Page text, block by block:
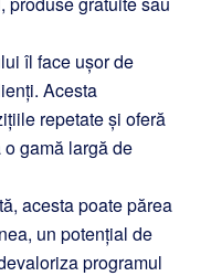
îl face ușor de
Acesta
repetate și oferă
gamă largă de
acesta poate părea
un potențial de
programul